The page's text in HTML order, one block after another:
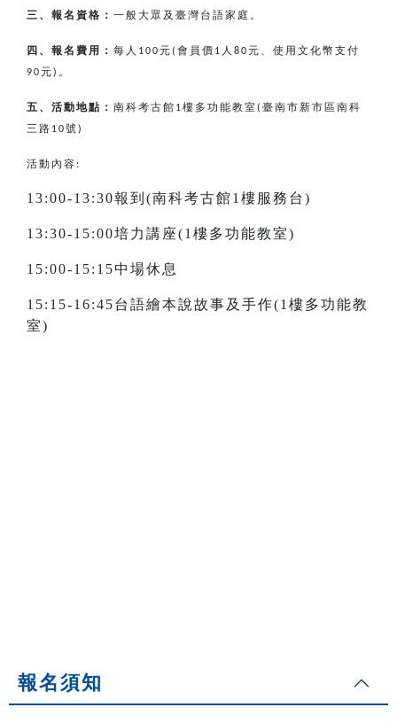
三、報名資格： 一般大眾及臺灣台語家庭。
四、報名費用： 每人 100元( 會員價 1 人 80元、使用文化幣支付
90元 ) 。
五、活動地點： 南科考古館 1樓多功能教室( 臺南市新市區南科
三路 10號 )
活動內容:
13:00-13:30報到(南科考古館1樓服務台)
13:30-15:00培力講座(1樓多功能教室)
15:00-15:15中場休息
15:15-16:45台語繪本說故事及手作(1樓多功能教
室)
報名須知